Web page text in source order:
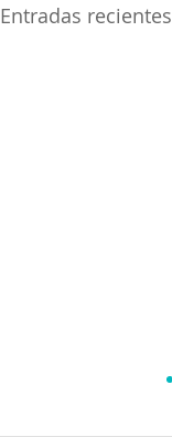
Entradas recientes